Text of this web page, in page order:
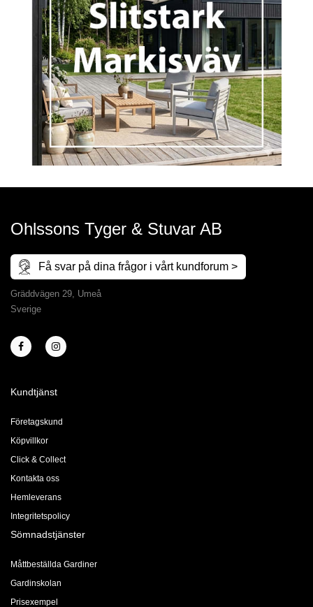
Ohlssons Tyger & Stuvar AB
Få svar på dina frågor i vårt kundforum >
Gräddvägen 29, Umeå
Sverige
Kundtjänst
Företagskund
Köpvillkor
Click & Collect
Kontakta oss
Hemleverans
Integritetspolicy
Sömnadstjänster
Måttbeställda Gardiner
Gardinskolan
Prisexempel